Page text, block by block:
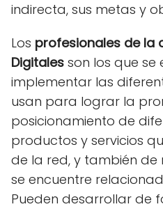
indirecta, sus metas y
Los profesionales de la
Digitales son los que
implementar las
usan para lograr la
posicionamiento de
productos y servicios
de la red, y también
se encuentre
Pueden desarrollar de